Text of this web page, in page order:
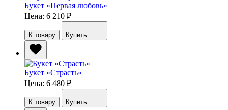
Букет «Первая любовь»
Цена: 6 210 ₽
К товару Купить
Букет «Страсть»
Цена: 6 480 ₽
К товару Купить